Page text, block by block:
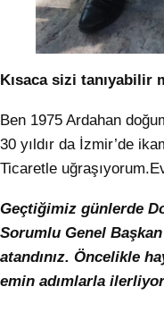
Kısaca sizi tanıyabilir
Ben 1975 Ardahan
30 yıldır da İzmir’de
Ticaretle
Geçtiğimiz günlerde
Sorumlu Genel Başkan
atandınız. Öncelikle
emin adımlarla